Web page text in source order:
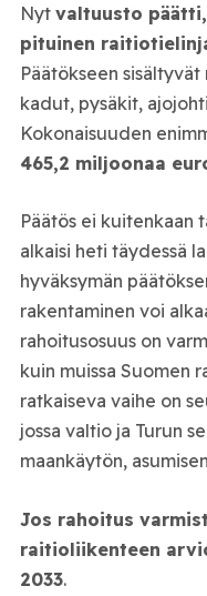
Nyt valtuusto
pituinen
Päätökseen
kadut, pysäkit,
Kokonaisuuden
465,2 miljoonaa
Päätös ei kuitenkaan
alkaisi heti täydessä
hyväksymän
rakentaminen voi
rahoitusosuus on
kuin muissa Suomen
ratkaiseva vaihe on
jossa valtio ja Turun
maankäytön,
Jos rahoitus
raitioliikenteen
2033.